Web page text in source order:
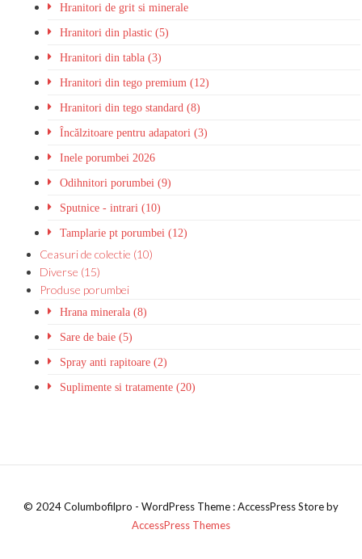
Hranitori de grit si minerale
Hranitori din plastic (5)
Hranitori din tabla (3)
Hranitori din tego premium (12)
Hranitori din tego standard (8)
Încălzitoare pentru adapatori (3)
Inele porumbei 2026
Odihnitori porumbei (9)
Sputnice - intrari (10)
Tamplarie pt porumbei (12)
Ceasuri de colectie (10)
Diverse (15)
Produse porumbei
Hrana minerala (8)
Sare de baie (5)
Spray anti rapitoare (2)
Suplimente si tratamente (20)
© 2024 Columbofilpro - WordPress Theme : AccessPress Store by
AccessPress Themes